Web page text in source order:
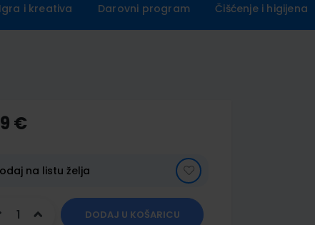
Igra i kreativa Darovni program Čišćenje i higijena
€
na listu želja
DODAJ U KOŠARICU